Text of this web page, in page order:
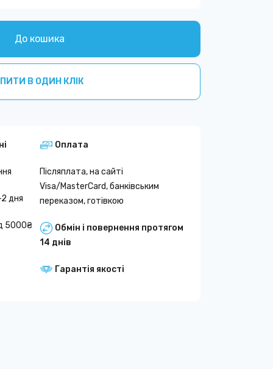
До кошика
В ОДИН КЛІК
дня
5000₴
Оплата
Післяплата, на сайті
Visa/MasterCard, банківським
переказом, готівкою
Обмін і повернення протягом
14 днів
Гарантія якості